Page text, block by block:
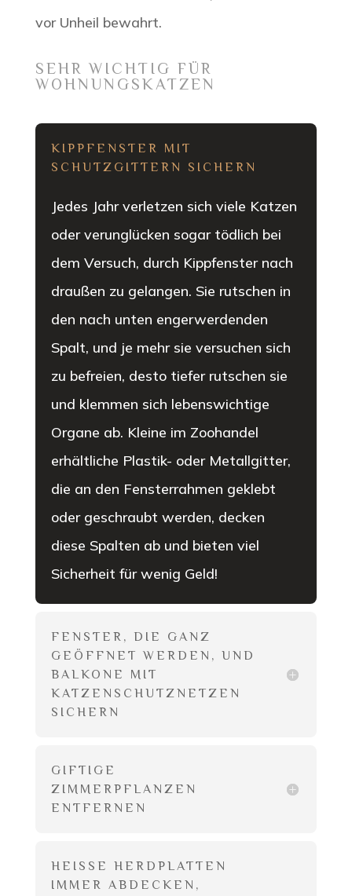
vor Unheil bewahrt.
SEHR WICHTIG FÜR
WOHNUNGSKATZEN
KIPPFENSTER MIT
SCHUTZGITTERN SICHERN
Jedes Jahr verletzen sich viele Katzen
oder verunglücken sogar tödlich bei
dem Versuch, durch Kippfenster nach
draußen zu gelangen. Sie rutschen in
den nach unten engerwerdenden
Spalt, und je mehr sie versuchen sich
zu befreien, desto tiefer rutschen sie
und klemmen sich lebenswichtige
Organe ab. Kleine im Zoohandel
erhältliche Plastik- oder Metallgitter,
die an den Fensterrahmen geklebt
oder geschraubt werden, decken
diese Spalten ab und bieten viel
Sicherheit für wenig Geld!
FENSTER, DIE GANZ
GEÖFFNET WERDEN, UND
BALKONE MIT
KATZENSCHUTZNETZEN
SICHERN
GIFTIGE
ZIMMERPFLANZEN
ENTFERNEN
HEISSE HERDPLATTEN I
MMER ABDECKEN, G